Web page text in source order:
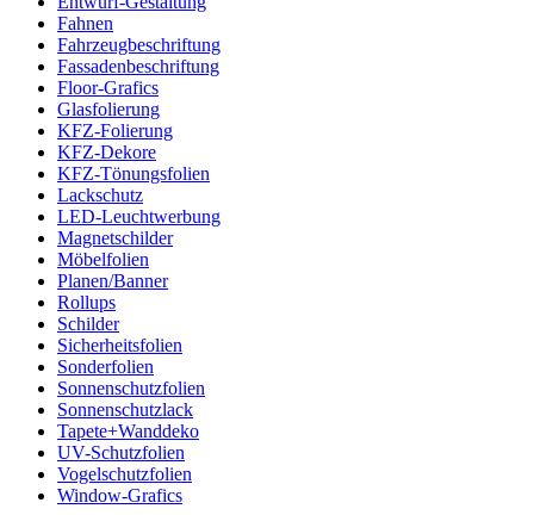
Fahnen
Fahrzeugbeschriftung
Fassadenbeschriftung
Floor-Grafics
Glasfolierung
KFZ-Folierung
KFZ-Dekore
KFZ-Tönungsfolien
Lackschutz
LED-Leuchtwerbung
Magnetschilder
Möbelfolien
Planen/Banner
Rollups
Schilder
Sicherheitsfolien
Sonderfolien
Sonnenschutzfolien
Sonnenschutzlack
Tapete+Wanddeko
UV-Schutzfolien
Vogelschutzfolien
Window-Grafics